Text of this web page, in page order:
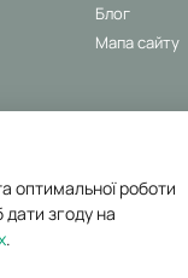
Блог
Мапа сайту
оптимальної роботи
згоду на
.